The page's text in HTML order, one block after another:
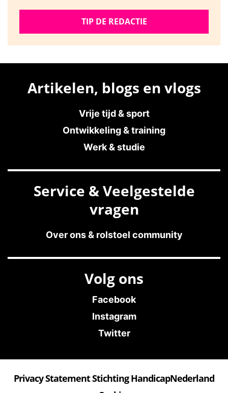
TIP DE REDACTIE
Artikelen, blogs en vlogs
Vrije tijd & sport
Ontwikkeling & training
Werk & studie
Service & Veelgestelde
vragen
Over ons & rolstoel community
Volg ons
Facebook
Instagram
Twitter
Privacy Statement Stichting HandicapNederland